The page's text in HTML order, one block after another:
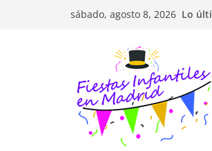
sábado, agosto 8, 2026 Lo